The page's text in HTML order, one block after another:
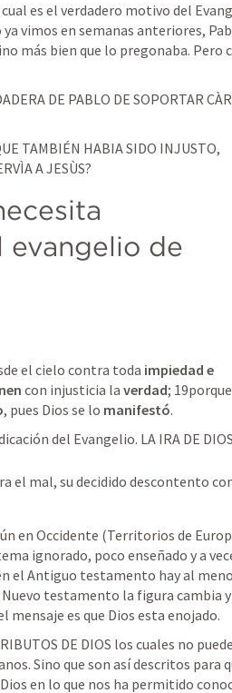
es el verdadero motivo del
vimos en semanas anteriores,
más bien que lo pregonaba. Pero
DE PABLO DE SOPORTAR
TAMBIÉN HABIA SIDO INJUSTO,
A JESÙS?
evangelio de
el cielo contra toda impiedad e
con injusticia la verdad;﻿
, pues Dios se lo manifestó.﻿
del Evangelio. LA IRA DE
el mal, su decidido descontento
en Occidente (Territorios de
ignorado, poco enseñado y a
el Antiguo testamento hay al
testamento la figura cambia
mensaje es que Dios esta enojado.
DE DIOS los cuales no
Sino que son así descritos para
en lo que nos ha permitido